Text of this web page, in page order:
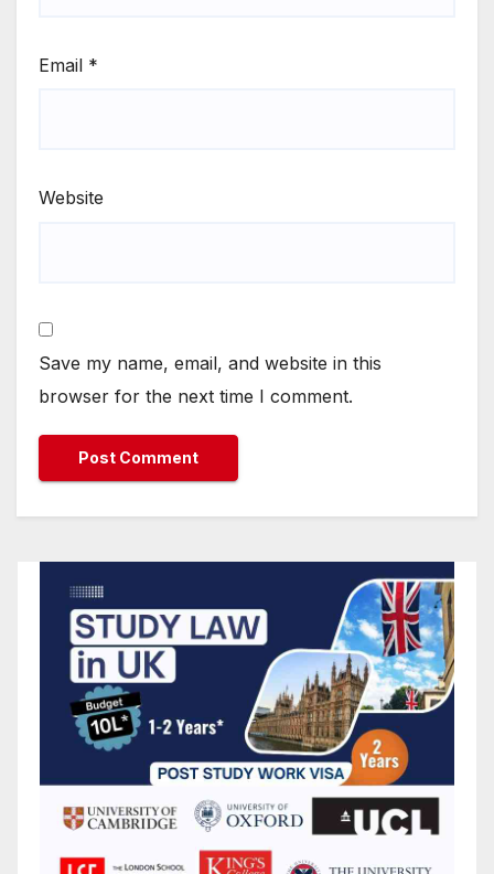
Email *
Website
Save my name, email, and website in this
browser for the next time I comment.